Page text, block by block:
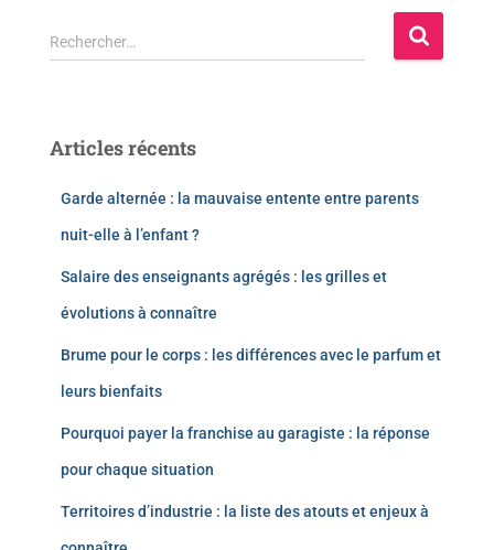
Rechercher…
Articles récents
Garde alternée : la mauvaise entente entre parents
nuit-elle à l’enfant ?
Salaire des enseignants agrégés : les grilles et
évolutions à connaître
Brume pour le corps : les différences avec le parfum et
leurs bienfaits
Pourquoi payer la franchise au garagiste : la réponse
pour chaque situation
Territoires d’industrie : la liste des atouts et enjeux à